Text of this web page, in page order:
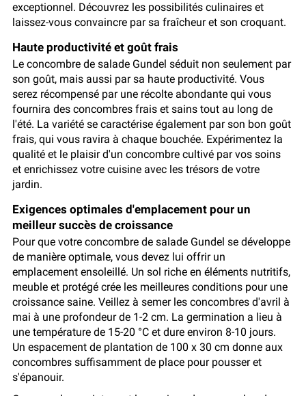
exceptionnel. Découvrez les possibilités culinaires et
laissez-vous convaincre par sa fraîcheur et son croquant.
Haute productivité et goût frais
Le concombre de salade Gundel séduit non seulement par
son goût, mais aussi par sa haute productivité. Vous
serez récompensé par une récolte abondante qui vous
fournira des concombres frais et sains tout au long de
l'été. La variété se caractérise également par son bon goût
frais, qui vous ravira à chaque bouchée. Expérimentez la
qualité et le plaisir d'un concombre cultivé par vos soins
et enrichissez votre cuisine avec les trésors de votre
jardin.
Exigences optimales d'emplacement pour un
meilleur succès de croissance
Pour que votre concombre de salade Gundel se développe
de manière optimale, vous devez lui offrir un
emplacement ensoleillé. Un sol riche en éléments nutritifs,
meuble et protégé crée les meilleures conditions pour une
croissance saine. Veillez à semer les concombres d'avril à
mai à une profondeur de 1-2 cm. La germination a lieu à
une température de 15-20 °C et dure environ 8-10 jours.
Un espacement de plantation de 100 x 30 cm donne aux
concombres suffisamment de place pour pousser et
s'épanouir.